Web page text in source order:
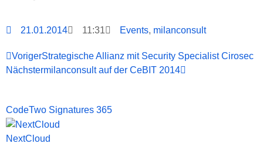
21.01.2014 11:31 Events, milanconsult
VorigerStrategische Allianz mit Security Specialist Cirosec
Nächstermilanconsult auf der CeBIT 2014
CodeTwo Signatures 365
NextCloud